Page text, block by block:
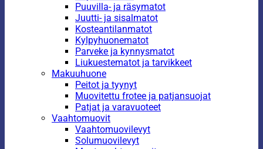
Puuvilla- ja räsymatot
Juutti- ja sisalmatot
Kosteantilanmatot
Kylpyhuonematot
Parveke ja kynnysmatot
Liukuestematot ja tarvikkeet
Makuuhuone
Peitot ja tyynyt
Muovitettu frotee ja patjansuojat
Patjat ja varavuoteet
Vaahtomuovit
Vaahtomuovilevyt
Solumuovilevyt